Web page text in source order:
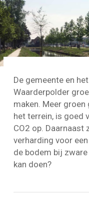
De gemeente en
Waarderpolder
maken. Meer
het terrein, is goed
CO2 op.
verharding voor
de bodem bij
kan doen?